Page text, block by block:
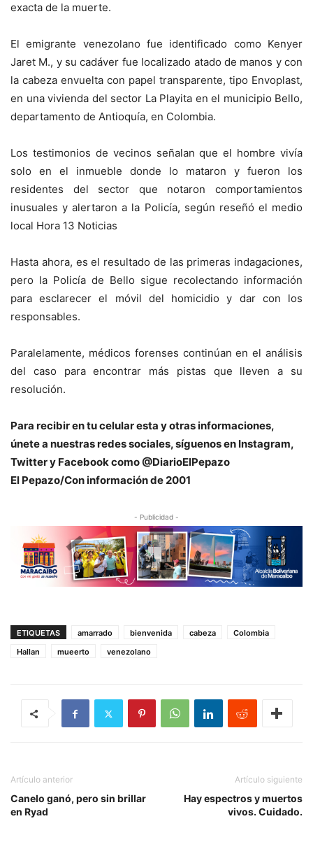
exacta de la muerte.
El emigrante venezolano fue identificado como Kenyer
Jaret M., y su cadáver fue localizado atado de manos y con
la cabeza envuelta con papel transparente, tipo Envoplast,
en una vivienda del sector La Playita en el municipio Bello,
departamento de Antioquía, en Colombia.
Los testimonios de vecinos señalan que el hombre vivía
solo en el inmueble donde lo mataron y fueron los
residentes del sector que notaron comportamientos
inusuales y alertaron a la Policía, según reseñó el medio
local Hora 13 Noticias
Hasta ahora, es el resultado de las primeras indagaciones,
pero la Policía de Bello sigue recolectando información
para esclarecer el móvil del homicidio y dar con los
responsables.
Paralelamente, médicos forenses continúan en el análisis
del caso para encontrar más pistas que lleven a su
resolución.
Para recibir en tu celular esta y otras informaciones,
únete a nuestras redes sociales, síguenos en Instagram,
Twitter y Facebook como @DiarioElPepazo
El Pepazo/Con información de 2001
- Publicidad -
ETIQUETAS amarrado bienvenida cabeza
Colombia
Hallan
mueerto venezolano
Artículo anterior
Canelo ganó, pero sin brillar
en Ryad
Artículo siguiente
Hay espectros y muertos
vivos. Cuidado.